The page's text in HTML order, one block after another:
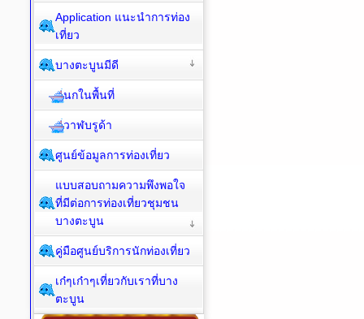
Application แนะนำการท่อง
เที่ยว
บางตะบูนมีดี
นกในพื้นที่
วาฬบรูด้า
ศูนย์ข้อมูลการท่องเที่ยว
แบบสอบถามความพึงพอใจ
ที่มีต่อการท่องเที่ยวชุมชน
บางตะบูน
คู่มือศูนย์บริการนักท่องเที่ยว
เก๋ๆเก๋าๆเที่ยวกับเราที่บาง
ตะบูน